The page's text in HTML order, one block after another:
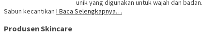
unik yang digunakan untuk wajah dan badan.
Sabun kecantikan I Baca Selengkapnya…
Produsen Skincare